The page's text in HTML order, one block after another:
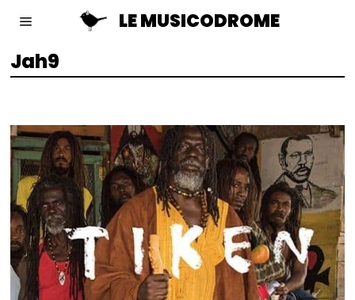
LE MUSICODROME
Jah9